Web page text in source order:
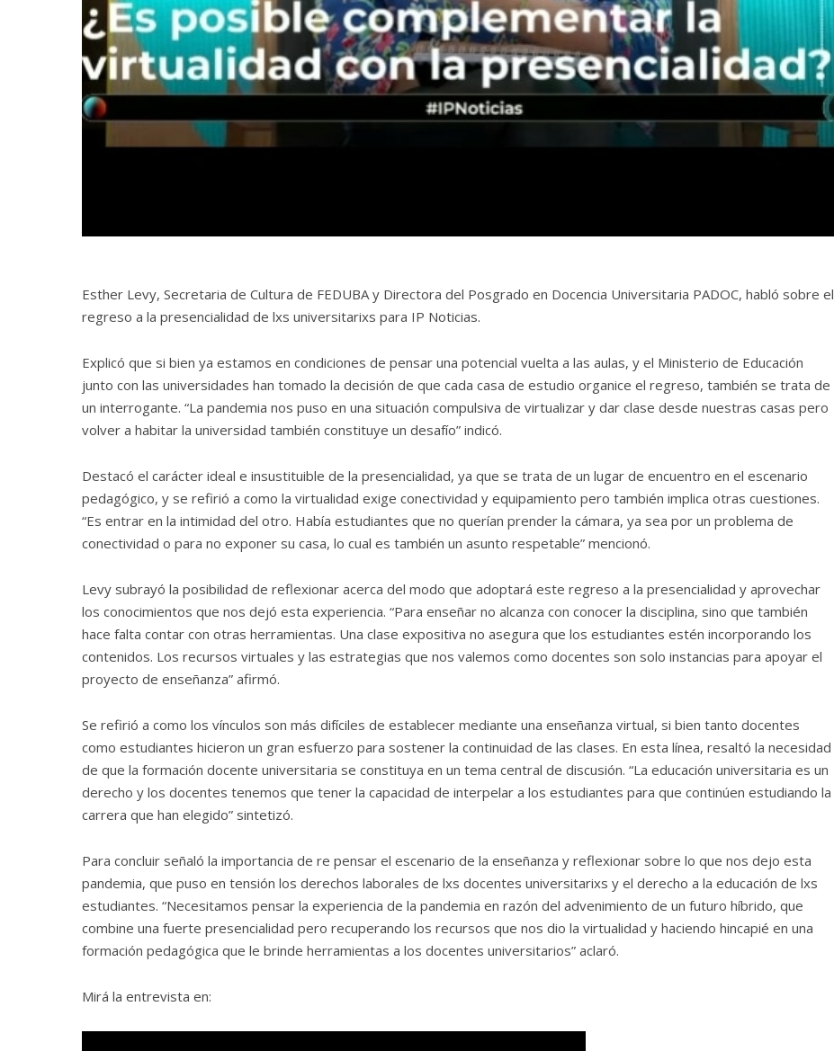
Esther Levy, Secretaria de Cultura de FEDUBA y Directora del Posgrado en Docencia Universitaria PADOC, habló sobre el
regreso a la presencialidad de lxs universitarixs para IP Noticias.
Explicó que si bien ya estamos en condiciones de pensar una potencial vuelta a las aulas, y el Ministerio de Educación
junto con las universidades han tomado la decisión de que cada casa de estudio organice el regreso, también se trata de
un interrogante. “La pandemia nos puso en una situación compulsiva de virtualizar y dar clase desde nuestras casas pero
volver a habitar la universidad también constituye un desafío” indicó.
Destacó el carácter ideal e insustituible de la presencialidad, ya que se trata de un lugar de encuentro en el escenario
pedagógico, y se refirió a como la virtualidad exige conectividad y equipamiento pero también implica otras cuestiones.
“Es entrar en la intimidad del otro. Había estudiantes que no querían prender la cámara, ya sea por un problema de
conectividad o para no exponer su casa, lo cual es también un asunto respetable” mencionó.
Levy subrayó la posibilidad de reflexionar acerca del modo que adoptará este regreso a la presencialidad y aprovechar
los conocimientos que nos dejó esta experiencia. “Para enseñar no alcanza con conocer la disciplina, sino que también
hace falta contar con otras herramientas. Una clase expositiva no asegura que los estudiantes estén incorporando los
contenidos. Los recursos virtuales y las estrategias que nos valemos como docentes son solo instancias para apoyar el
proyecto de enseñanza” afirmó.
Se refirió a como los vínculos son más difíciles de establecer mediante una enseñanza virtual, si bien tanto docentes
como estudiantes hicieron un gran esfuerzo para sostener la continuidad de las clases. En esta línea, resaltó la necesidad
de que la formación docente universitaria se constituya en un tema central de discusión. “La educación universitaria es un
derecho y los docentes tenemos que tener la capacidad de interpelar a los estudiantes para que continúen estudiando la
carrera que han elegido” sintetizó.
Para concluir señaló la importancia de re pensar el escenario de la enseñanza y reflexionar sobre lo que nos dejo esta
pandemia, que puso en tensión los derechos laborales de lxs docentes universitarixs y el derecho a la educación de lxs
estudiantes. “Necesitamos pensar la experiencia de la pandemia en razón del advenimiento de un futuro híbrido, que
combine una fuerte presencialidad pero recuperando los recursos que nos dio la virtualidad y haciendo hincapié en una
formación pedagógica que le brinde herramientas a los docentes universitarios” aclaró.
Mirá la entrevista en: